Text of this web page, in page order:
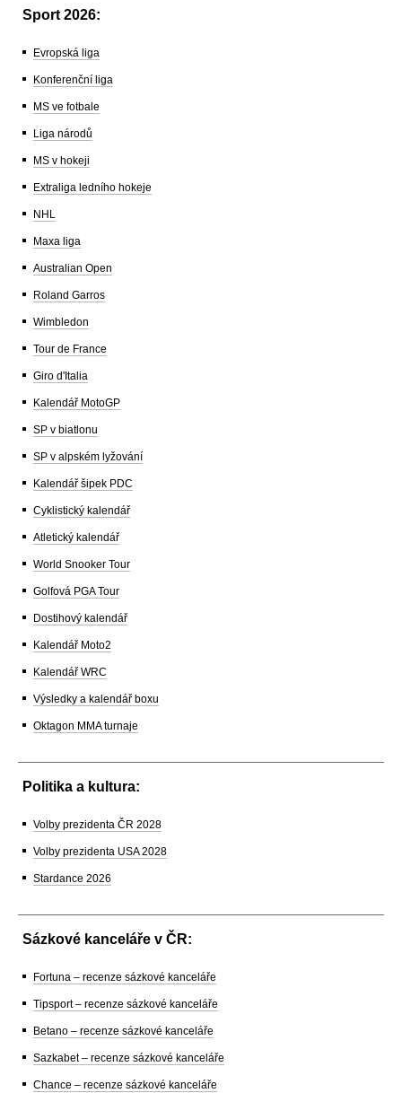
Sport 2026:
Evropská liga
Konferenční liga
MS ve fotbale
Liga národů
MS v hokeji
Extraliga ledního hokeje
NHL
Maxa liga
Australian Open
Roland Garros
Wimbledon
Tour de France
Giro d'Italia
Kalendář MotoGP
SP v biatlonu
SP v alpském lyžování
Kalendář šipek PDC
Cyklistický kalendář
Atletický kalendář
World Snooker Tour
Golfová PGA Tour
Dostihový kalendář
Kalendář Moto2
Kalendář WRC
Výsledky a kalendář boxu
Oktagon MMA turnaje
Politika a kultura:
Volby prezidenta ČR 2028
Volby prezidenta USA 2028
Stardance 2026
Sázkové kanceláře v ČR:
Fortuna – recenze sázkové kanceláře
Tipsport – recenze sázkové kanceláře
Betano – recenze sázkové kanceláře
Sazkabet – recenze sázkové kanceláře
Chance – recenze sázkové kanceláře